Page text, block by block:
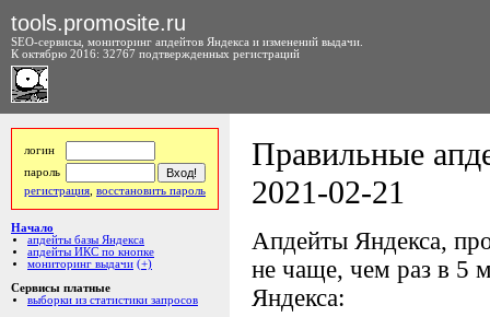
tools.promosite.ru
SEO-сервисы, мониторинг апдейтов Яндекса и изменений выдачи.
К октябрю 2016: 32767 подтвержденных регистраций
логин
пароль
регистрация восстановить пароль
Начало
апдейты базы Яндекса
апдейты ИКС по кнопке
мониторинг выдачи (+)
Сервисы платные
выборки из статистики запросов
Правильные
2021-02-21
Апдейты Яндекса,
не чаще, чем раз в 5
Яндекса: